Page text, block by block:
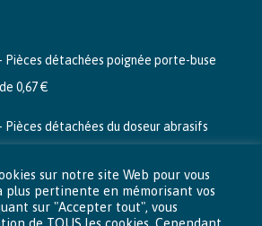
– Pièces détachées poignée porte-buse
0,67€
Pièces détachées du doseur abrasifs
détachées du doseur abrasifs
2,66€
sur notre site Web pour vous
pertinente en mémorisant vos
sur "Accepter tout", vous
de TOUS les cookies. Cependant,